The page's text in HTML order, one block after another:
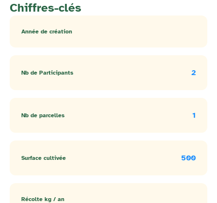
Chiffres-clés
Année de création
Nb de Participants 2
Nb de parcelles 1
Surface cultivée 500
Récolte kg / an